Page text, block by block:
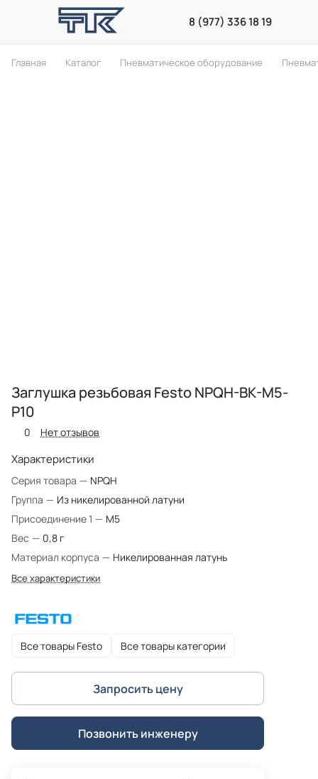
8 (977) 336 18 19
Главная Каталог Пневматическое оборудование
Заглушка резьбовая Festo NPQH-BK-M5-
P10
0 Нет отзывов
Характеристики
Серия товара — NPQH
Группа — Из никелированной латуни
Присоединение 1 — M5
Вес — 0,8 г
Материал корпуса — Никелированная латунь
Все характеристики
Все товары Festo Все товары категории
Запросить цену
Позвонить инженеру